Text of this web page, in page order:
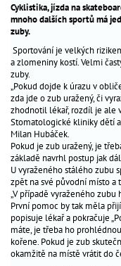
nejčtenější
chci
otěhotnět
těhotenství
_ péče
dítě
_ antikoncepce
_ gynekologická
prevence
Péče
Cyklistika, jízda na
mnoho dalších sportů má
zuby.
Sportování je velkých
a zlomeniny kostí. Velmi
zuby.
„Pokud dojde k úrazu v
zda jde o zub uražený, či
zhodnotil lékař, rozdíl je ale
Stomatologické kliniky dětí
Milan Hubáček.
Pokud je zub uražený, je
základě navrhl postup jak
U vyraženého stálého zubu
zpět na své původní místo a
„V případě vyraženého
První pomoc by tak měla
popisuje lékař a pokračuje
máte, je třeba ho
kořene. Pokud je zub
okamžitě na místě vrátit do